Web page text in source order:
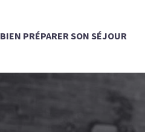
BIEN PRÉPARER SON SÉJOUR